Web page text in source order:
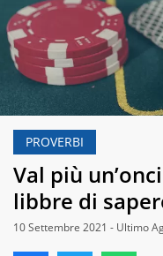
PROVERBI
Val più
libbre di
10 Settembre 2021 - Ultimo